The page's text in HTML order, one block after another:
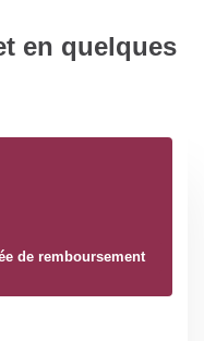
en quelques
de remboursement